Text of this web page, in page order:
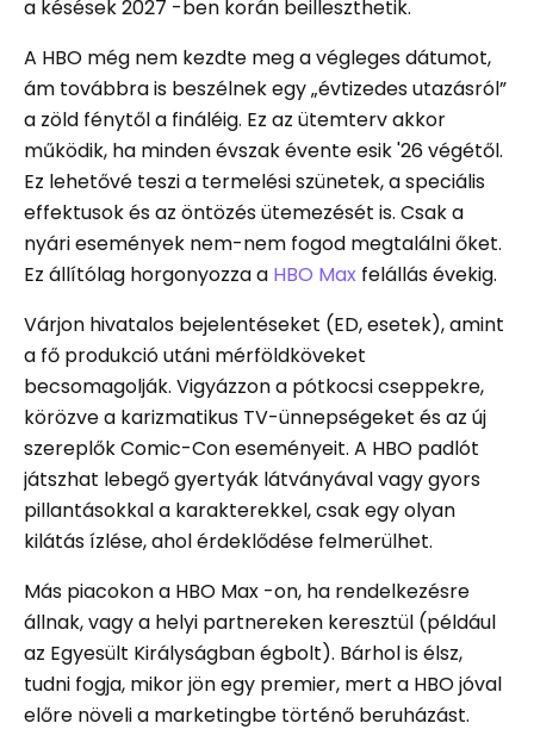
a késések 2027 -ben korán beilleszthetik.
A HBO még nem kezdte meg a végleges dátumot,
ám továbbra is beszélnek egy „évtizedes utazásról”
a zöld fénytől a fináléig. Ez az ütemterv akkor
működik, ha minden évszak évente esik '26 végétől.
Ez lehetővé teszi a termelési szünetek, a speciális
effektusok és az öntözés ütemezését is. Csak a
nyári események nem-nem fogod megtalálni őket.
Ez állítólag horgonyozza a HBO Max felállás évekig.
Várjon hivatalos bejelentéseket (ED, esetek), amint
a fő produkció utáni mérföldköveket
becsomagolják. Vigyázzon a pótkocsi cseppekre,
körözve a karizmatikus TV-ünnepségeket és az új
szereplők Comic-Con eseményeit. A HBO padlót
játszhat lebegő gyertyák látványával vagy gyors
pillantásokkal a karakterekkel, csak egy olyan
kilátás ízlése, ahol érdeklődése felmerülhet.
Más piacokon a HBO Max -on, ha rendelkezésre
állnak, vagy a helyi partnereken keresztül (például
az Egyesült Királyságban égbolt). Bárhol is élsz,
tudni fogja, mikor jön egy premier, mert a HBO jóval
előre növeli a marketingbe történő beruházást.